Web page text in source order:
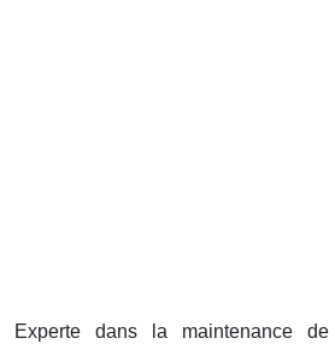
Experte dans la maintenance de